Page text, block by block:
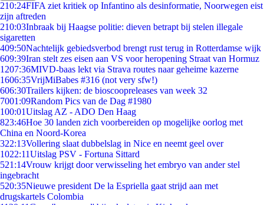
210:24FIFA ziet kritiek op Infantino als desinformatie, Noorwegen eist
zijn aftreden
210:03Inbraak bij Haagse politie: dieven betrapt bij stelen illegale
sigaretten
409:50Nachtelijk gebiedsverbod brengt rust terug in Rotterdamse wijk
609:39Iran stelt zes eisen aan VS voor heropening Straat van Hormuz
1207:36MIVD-baas lekt via Strava routes naar geheime kazerne
1606:35VrijMiBabes #316 (not very sfw!)
606:30Trailers kijken: de bioscoopreleases van week 32
7001:09Random Pics van de Dag #1980
100:01Uitslag AZ - ADO Den Haag
823:46Hoe 30 landen zich voorbereiden op mogelijke oorlog met
China en Noord-Korea
322:13Vollering slaat dubbelslag in Nice en neemt geel over
1022:11Uitslag PSV - Fortuna Sittard
521:14Vrouw krijgt door verwisseling het embryo van ander stel
ingebracht
520:35Nieuwe president De la Espriella gaat strijd aan met
drugskartels Colombia